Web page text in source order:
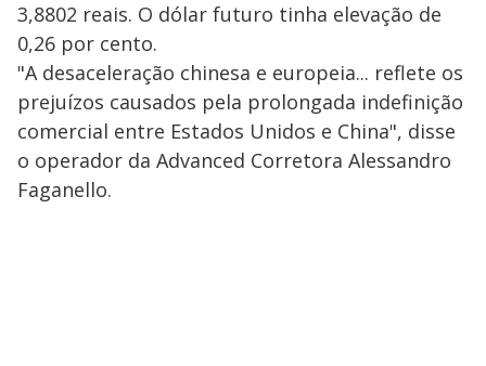
3,8802 reais. O dólar futuro tinha elevação de
0,26 por cento.
"A desaceleração chinesa e europeia... reflete os
prejuízos causados pela prolongada indefinição
comercial entre Estados Unidos e China", disse
o operador da Advanced Corretora Alessandro
Faganello.